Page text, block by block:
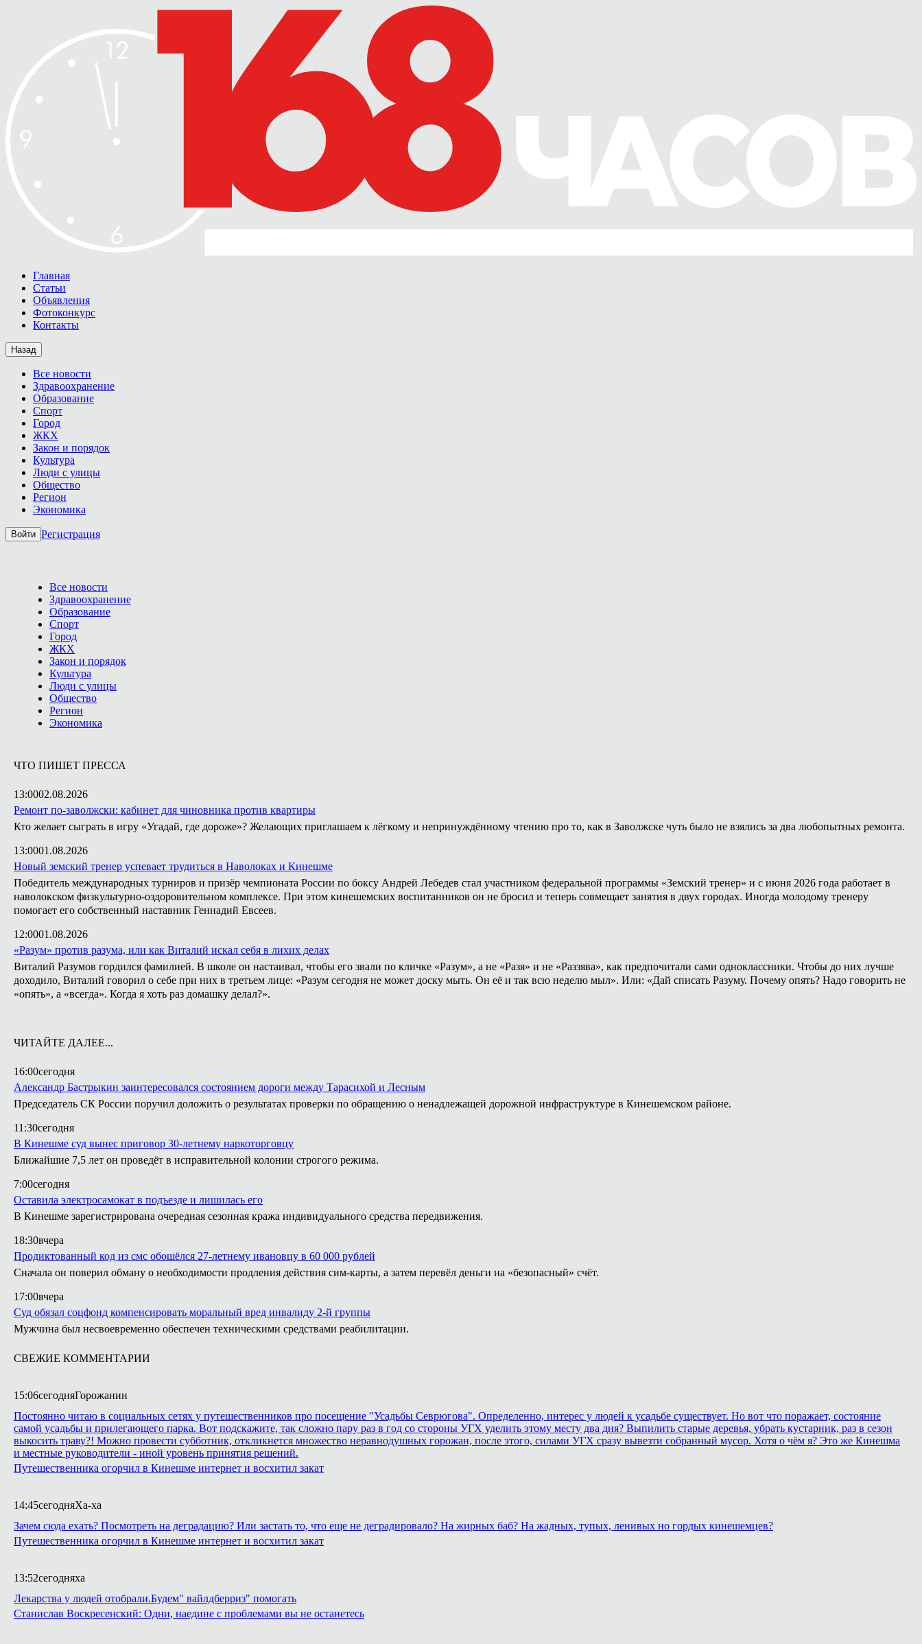
Главная
Статьи
Объявления
Фотоконкурс
Контакты
Назад
Все новости
Здравоохранение
Образование
Спорт
Город
ЖКХ
Закон и порядок
Культура
Люди с улицы
Общество
Регион
Экономика
Войти Регистрация
Все новости
Здравоохранение
Образование
Спорт
Город
ЖКХ
Закон и порядок
Культура
Люди с улицы
Общество
Регион
Экономика
ЧТО ПИШЕТ ПРЕССА
13:0002.08.2026
Ремонт по-заволжски: кабинет для чиновника против квартиры
Кто желает сыграть в игру «Угадай, где дороже»? Желающих приглашаем к лёгкому и непринуждённому чтению про то, как в Заволжске чуть было не взялись за два любопытных ремонта.
13:0001.08.2026
Новый земский тренер успевает трудиться в Наволоках и Кинешме
Победитель международных турниров и призёр чемпионата России по боксу Андрей Лебедев стал участником федеральной программы «Земский тренер» и с июня 2026 года работает в
наволокском физкультурно-оздоровительном комплексе. При этом кинешемских воспитанников он не бросил и теперь совмещает занятия в двух городах. Иногда молодому тренеру
помогает его собственный наставник Геннадий Евсеев.
12:0001.08.2026
«Разум» против разума, или как Виталий искал себя в лихих делах
Виталий Разумов гордился фамилией. В школе он настаивал, чтобы его звали по кличке «Разум», а не «Разя» и не «Раззява», как предпочитали сами одноклассники. Чтобы до них лучше
доходило, Виталий говорил о себе при них в третьем лице: «Разум сегодня не может доску мыть. Он её и так всю неделю мыл». Или: «Дай списать Разуму. Почему опять? Надо говорить не
«опять», а «всегда». Когда я хоть раз домашку делал?».
ЧИТАЙТЕ ДАЛЕЕ...
16:00сегодня
Александр Бастрыкин заинтересовался состоянием дороги между Тарасихой и Лесным
Председатель СК России поручил доложить о результатах проверки по обращению о ненадлежащей дорожной инфраструктуре в Кинешемском районе.
11:30сегодня
В Кинешме суд вынес приговор 30-летнему наркоторговцу
Ближайшие 7,5 лет он проведёт в исправительной колонии строгого режима.
7:00сегодня
Оставила электросамокат в подъезде и лишилась его
В Кинешме зарегистрирована очередная сезонная кража индивидуального средства передвижения.
18:30вчера
Продиктованный код из смс обошёлся 27-летнему ивановцу в 60 000 рублей
Сначала он поверил обману о необходимости продления действия сим-карты, а затем перевёл деньги на «безопасный» счёт.
17:00вчера
Суд обязал соцфонд компенсировать моральный вред инвалиду 2-й группы
Мужчина был несвоевременно обеспечен техническими средствами реабилитации.
СВЕЖИЕ КОММЕНТАРИИ
15:06сегодняГорожанин
Постоянно читаю в социальных сетях у путешественников про посещение "Усадьбы Севрюгова". Определенно, интерес у людей к усадьбе существует. Но вот что поражает, состояние
самой усадьбы и прилегающего парка. Вот подскажите, так сложно пару раз в год со стороны УГХ уделить этому месту два дня? Выпилить старые деревья, убрать кустарник, раз в сезон
выкосить траву?! Можно провести субботник, откликнется множество неравнодушных горожан, после этого, силами УГХ сразу вывезти собранный мусор. Хотя о чём я? Это же Кинешма
и местные руководители - иной уровень принятия решений.
Путешественника огорчил в Кинешме интернет и восхитил закат
14:45сегодняХа-ха
Зачем сюда ехать? Посмотреть на деградацию? Или застать то, что еще не деградировало? На жирных баб? На жадных, тупых, ленивых но гордых кинешемцев?
Путешественника огорчил в Кинешме интернет и восхитил закат
13:52сегодняха
Лекарства у людей отобрали.Будем" вайлдберриз" помогать
Станислав Воскресенский: Одни, наедине с проблемами вы не останетесь